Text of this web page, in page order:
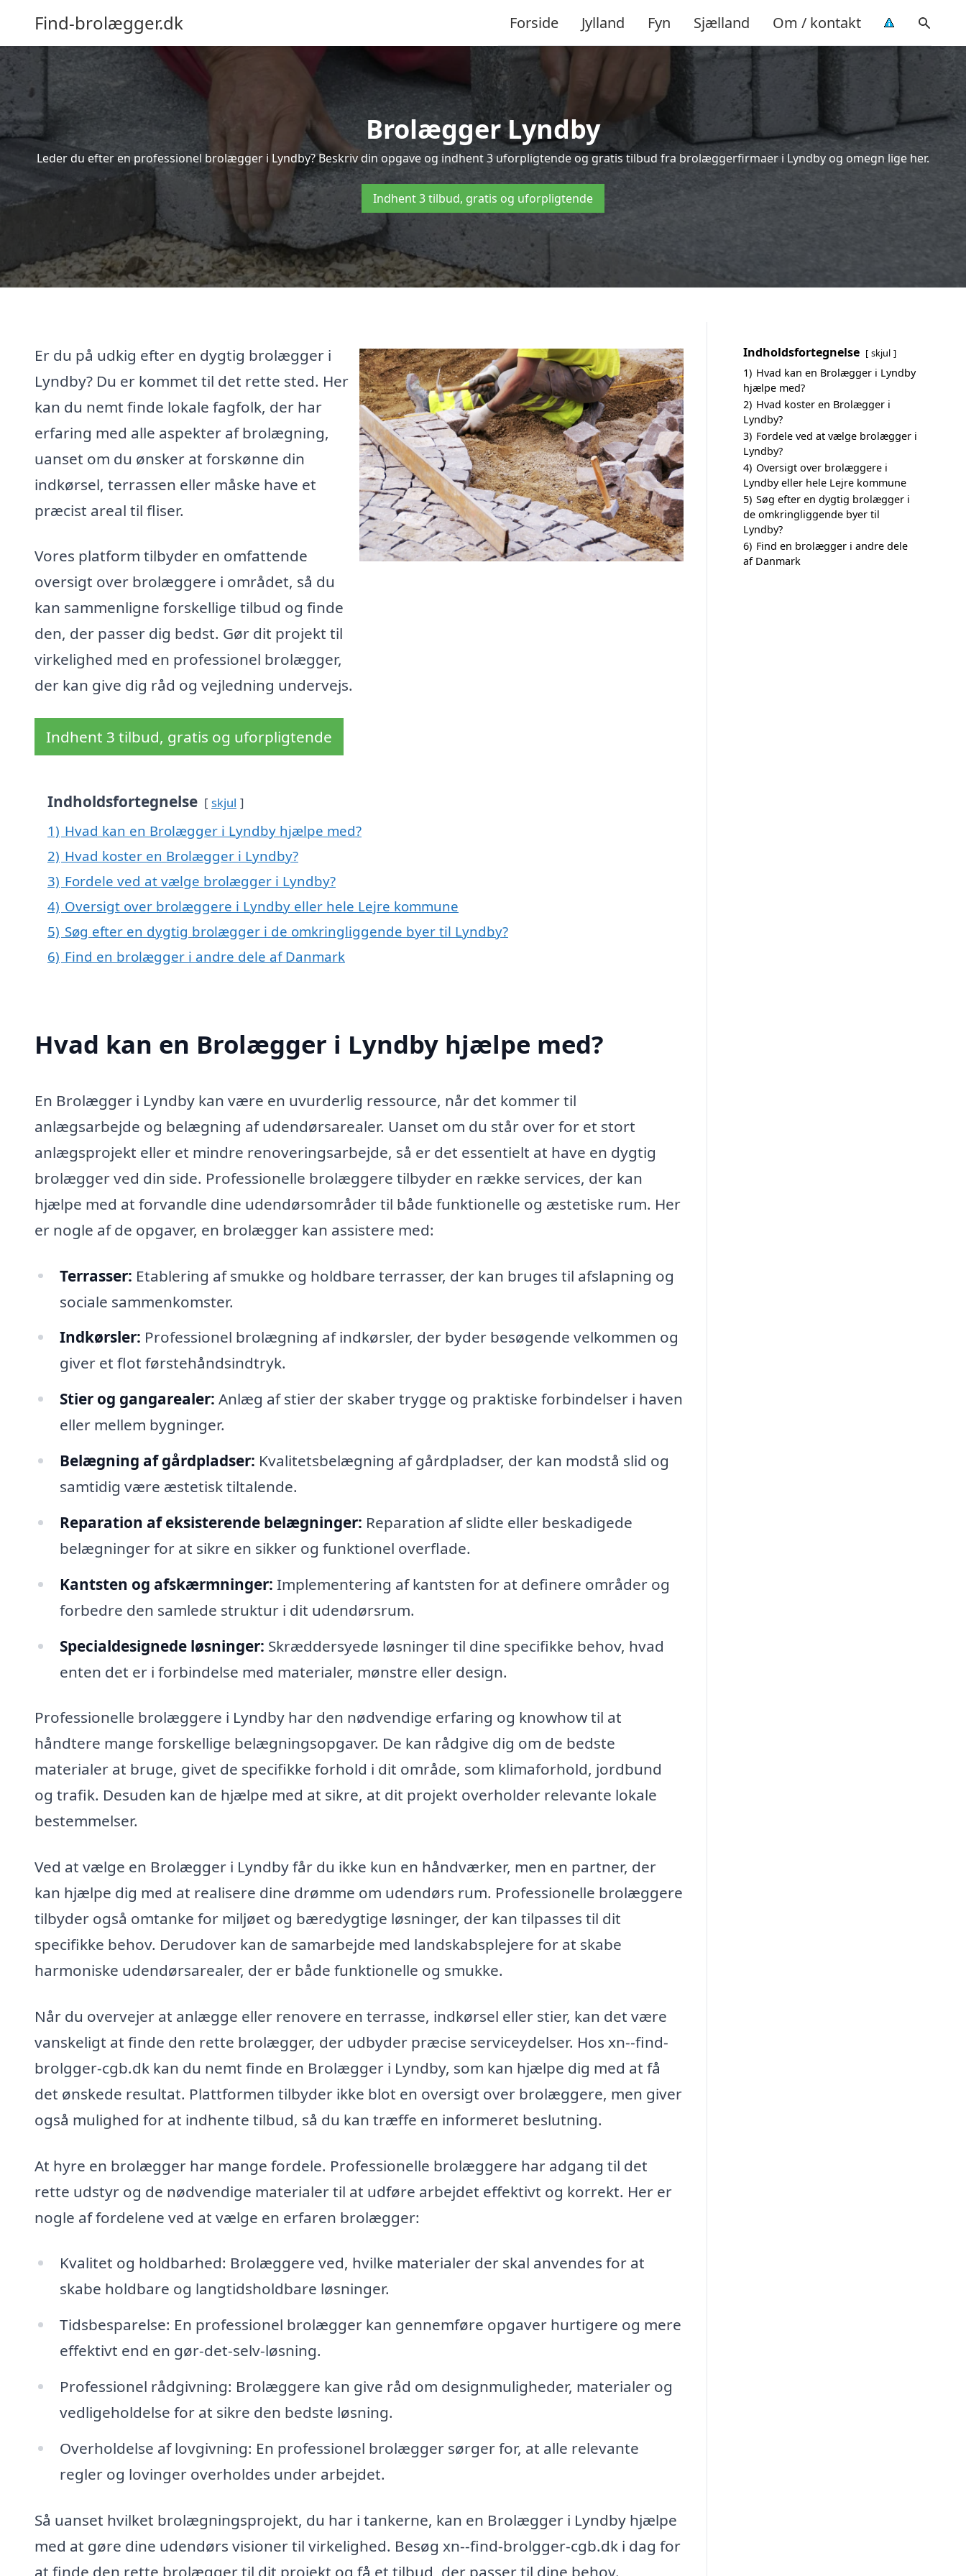
Find-brolægger.dk Forside Jylland Fyn Sjælland Om / kontakt
Brolægger Lyndby
Leder du efter en professionel brolægger i Lyndby? Beskriv din opgave og indhent 3 uforpligtende og gratis tilbud fra brolæggerfirmaer i Lyndby og omegn lige her.
Indhent 3 tilbud, gratis og uforpligtende
Er du på udkig efter en dygtig brolægger i
Lyndby? Du er kommet til det rette sted. Her
kan du nemt finde lokale fagfolk, der har
erfaring med alle aspekter af brolægning,
uanset om du ønsker at forskønne din
indkørsel, terrassen eller måske have et
præcist areal til fliser.
Vores platform tilbyder en omfattende
oversigt over brolæggere i området, så du
kan sammenligne forskellige tilbud og finde
den, der passer dig bedst. Gør dit projekt til
virkelighed med en professionel brolægger,
der kan give dig råd og vejledning undervejs.
Indhent 3 tilbud, gratis og uforpligtende
Indholdsfortegnelse skjul
1) Hvad kan en Brolægger i Lyndby hjælpe med?
2) Hvad koster en Brolægger i Lyndby?
3) Fordele ved at vælge brolægger i Lyndby?
4) Oversigt over brolæggere i Lyndby eller hele Lejre kommune
5) Søg efter en dygtig brolægger i de omkringliggende byer til Lyndby?
6) Find en brolægger i andre dele af Danmark
Hvad kan en Brolægger i Lyndby hjælpe med?
En Brolægger i Lyndby kan være en uvurderlig ressource, når det kommer til
anlægsarbejde og belægning af udendørsarealer. Uanset om du står over for et stort
anlægsprojekt eller et mindre renoveringsarbejde, så er det essentielt at have en dygtig
brolægger ved din side. Professionelle brolæggere tilbyder en række services, der kan
hjælpe med at forvandle dine udendørsområder til både funktionelle og æstetiske rum. Her
er nogle af de opgaver, en brolægger kan assistere med:
Terrasser: Etablering af smukke og holdbare terrasser, der kan bruges til afslapning og
sociale sammenkomster.
Indkørsler: Professionel brolægning af indkørsler, der byder besøgende velkommen og
giver et flot førstehåndsindtryk.
Stier og gangarealer: Anlæg af stier der skaber trygge og praktiske forbindelser i haven
eller mellem bygninger.
Belægning af gårdpladser: Kvalitetsbelægning af gårdpladser, der kan modstå slid og
samtidig være æstetisk tiltalende.
Reparation af eksisterende belægninger: Reparation af slidte eller beskadigede
belægninger for at sikre en sikker og funktionel overflade.
Kantsten og afskærmninger: Implementering af kantsten for at definere områder og
forbedre den samlede struktur i dit udendørsrum.
Specialdesignede løsninger: Skræddersyede løsninger til dine specifikke behov, hvad
enten det er i forbindelse med materialer, mønstre eller design.
Professionelle brolæggere i Lyndby har den nødvendige erfaring og knowhow til at
håndtere mange forskellige belægningsopgaver. De kan rådgive dig om de bedste
materialer at bruge, givet de specifikke forhold i dit område, som klimaforhold, jordbund
og trafik. Desuden kan de hjælpe med at sikre, at dit projekt overholder relevante lokale
bestemmelser.
Ved at vælge en Brolægger i Lyndby får du ikke kun en håndværker, men en partner, der
kan hjælpe dig med at realisere dine drømme om udendørs rum. Professionelle brolæggere
tilbyder også omtanke for miljøet og bæredygtige løsninger, der kan tilpasses til dit
specifikke behov. Derudover kan de samarbejde med landskabsplejere for at skabe
harmoniske udendørsarealer, der er både funktionelle og smukke.
Når du overvejer at anlægge eller renovere en terrasse, indkørsel eller stier, kan det være
vanskeligt at finde den rette brolægger, der udbyder præcise serviceydelser. Hos xn--find-
brolgger-cgb.dk kan du nemt finde en Brolægger i Lyndby, som kan hjælpe dig med at få
det ønskede resultat. Plattformen tilbyder ikke blot en oversigt over brolæggere, men giver
også mulighed for at indhente tilbud, så du kan træffe en informeret beslutning.
At hyre en brolægger har mange fordele. Professionelle brolæggere har adgang til det
rette udstyr og de nødvendige materialer til at udføre arbejdet effektivt og korrekt. Her er
nogle af fordelene ved at vælge en erfaren brolægger:
Kvalitet og holdbarhed: Brolæggere ved, hvilke materialer der skal anvendes for at
skabe holdbare og langtidsholdbare løsninger.
Tidsbesparelse: En professionel brolægger kan gennemføre opgaver hurtigere og mere
effektivt end en gør-det-selv-løsning.
Professionel rådgivning: Brolæggere kan give råd om designmuligheder, materialer og
vedligeholdelse for at sikre den bedste løsning.
Overholdelse af lovgivning: En professionel brolægger sørger for, at alle relevante
regler og lovinger overholdes under arbejdet.
Så uanset hvilket brolægningsprojekt, du har i tankerne, kan en Brolægger i Lyndby hjælpe
med at gøre dine udendørs visioner til virkelighed. Besøg xn--find-brolgger-cgb.dk i dag for
at finde den rette brolægger til dit projekt og få et tilbud, der passer til dine behov.
Indholdsfortegnelse skjul
1) Hvad kan en Brolægger i Lyndby
hjælpe med?
2) Hvad koster en Brolægger i
Lyndby?
3) Fordele ved at vælge brolægger i
Lyndby?
4) Oversigt over brolæggere i
Lyndby eller hele Lejre kommune
5) Søg efter en dygtig brolægger i
de omkringliggende byer til
Lyndby?
6) Find en brolægger i andre dele
af Danmark